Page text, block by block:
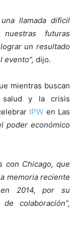
llamada difícil
futuras
un resultado
evento”, dijo.
mientras buscan
salud y la crisis
IPW en Las
poder económico
con Chicago, que
memoria reciente
2014, por su
colaboración”,